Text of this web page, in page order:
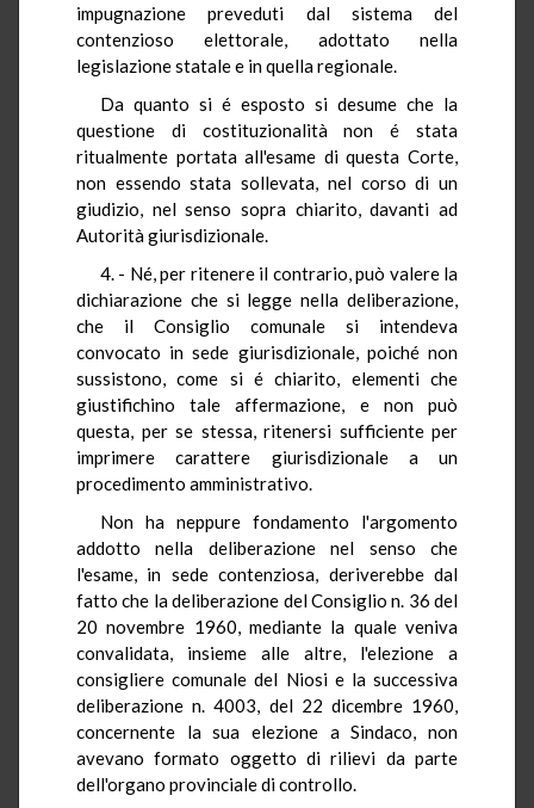
impugnazione preveduti dal sistema del
contenzioso elettorale, adottato nella
legislazione statale e in quella regionale.
Da quanto si é esposto si desume che la
questione di costituzionalità non é stata
ritualmente portata all'esame di questa Corte,
non essendo stata sollevata, nel corso di un
giudizio, nel senso sopra chiarito, davanti ad
Autorità giurisdizionale.
4. - Né, per ritenere il contrario, può valere la
dichiarazione che si legge nella deliberazione,
che il Consiglio comunale si intendeva
convocato in sede giurisdizionale, poiché non
sussistono, come si é chiarito, elementi che
giustifichino tale affermazione, e non può
questa, per se stessa, ritenersi sufficiente per
imprimere carattere giurisdizionale a un
procedimento amministrativo.
Non ha neppure fondamento l'argomento
addotto nella deliberazione nel senso che
l'esame, in sede contenziosa, deriverebbe dal
fatto che la deliberazione del Consiglio n. 36 del
20 novembre 1960, mediante la quale veniva
convalidata, insieme alle altre, l'elezione a
consigliere comunale del Niosi e la successiva
deliberazione n. 4003, del 22 dicembre 1960,
concernente la sua elezione a Sindaco, non
avevano formato oggetto di rilievi da parte
dell'organo provinciale di controllo.